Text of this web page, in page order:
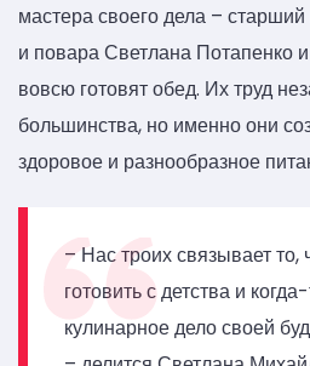
мастера своего дела –
и повара Светлана Потапенко
вовсю готовят обед. Их труд
большинства, но именно они
здоровое и разнообразное
– Нас троих связывает
готовить с детства и
кулинарное дело своей